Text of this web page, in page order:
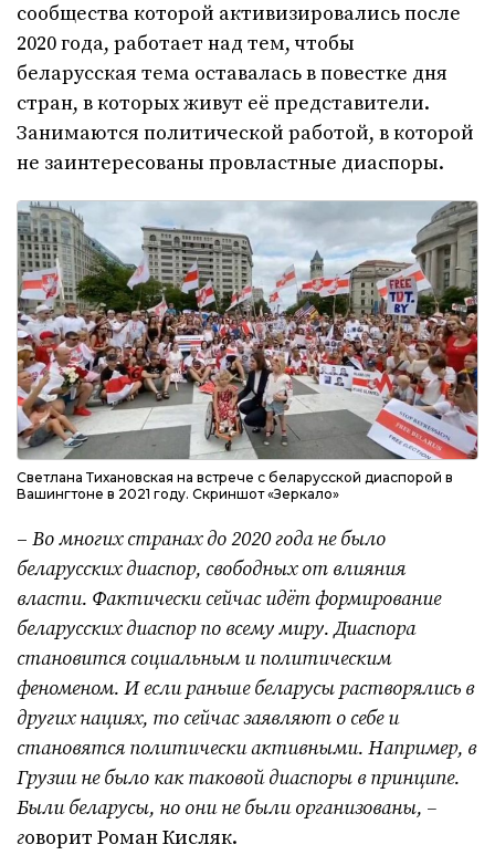
сообщества которой активизировались после
2020 года, работает над тем, чтобы
беларусская тема оставалась в повестке дня
стран, в которых живут её представители.
Занимаются политической работой, в которой
не заинтересованы провластные диаспоры.
Светлана Тихановская на встрече с беларусской диаспорой в
Вашингтоне в 2021 году. Скриншот «Зеркало»
– Во многих странах до 2020 года не было
беларусских диаспор, свободных от влияния
власти. Фактически сейчас идёт формирование
беларусских диаспор по всему миру. Диаспора
становится социальным и политическим
феноменом. И если раньше беларусы растворялись в
других нациях, то сейчас заявляют о себе и
становятся политически активными. Например, в
Грузии не было как таковой диаспоры в принципе.
Были беларусы, но они не были организованы, –
говорит Роман Кисляк.